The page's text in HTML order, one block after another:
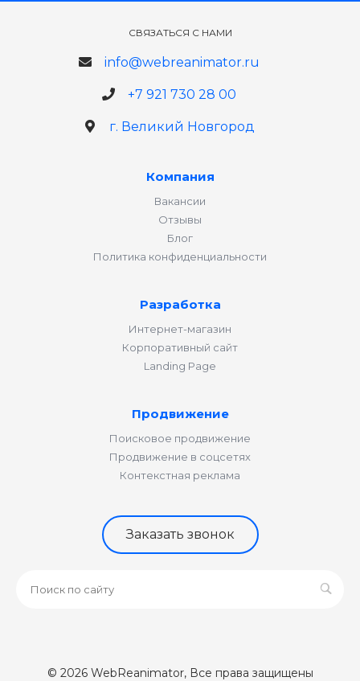
СВЯЗАТЬСЯ С НАМИ
info@webreanimator.ru
+7 921 730 28 00
г. Великий Новгород
Компания
Вакансии
Отзывы
Блог
Политика конфиденциальности
Разработка
Интернет-магазин
Корпоративный сайт
Landing Page
Продвижение
Поисковое продвижение
Продвижение в соцсетях
Контекстная реклама
Заказать звонок
© 2026 WebReanimator, Все права защищены